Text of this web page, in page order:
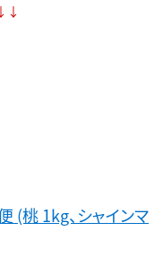
(桃 1kg、シャインマ